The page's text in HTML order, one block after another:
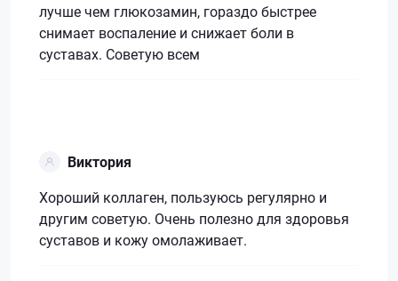
лучше чем глюкозамин, гораздо быстрее
снимает воспаление и снижает боли в
суставах. Советую всем
Виктория
Хороший коллаген, пользуюсь регулярно и
другим советую. Очень полезно для здоровья
суставов и кожу омолаживает.